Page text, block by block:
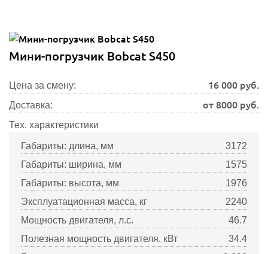
Мини-погрузчик Bobcat S450
Цена за смену: 16 000 руб.
Доставка: от 8000 руб.
Тех. характеристики
Габариты: длина, мм
3172
Габариты: ширина, мм
1575
Габариты: высота, мм
1976
Эксплуатационная масса, кг
2240
Мощность двигателя, л.с.
46.7
Полезная мощность двигателя, кВт
34.4